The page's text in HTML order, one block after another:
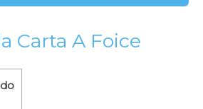
Carta A Foice